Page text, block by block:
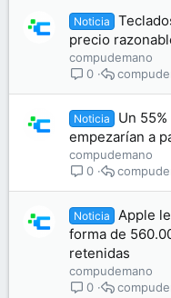
Noticia
precio
compudemano
0
Noticia
Un
empezarían a
compudemano
0
Noticia
Apple
forma de
retenidas
compudemano
0